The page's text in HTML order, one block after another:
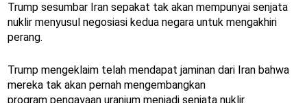
Trump sesumbar Iran sepakat tak akan mempunyai senjata
nuklir menyusul negosiasi kedua negara untuk mengakhiri
perang.
Trump mengeklaim telah mendapat jaminan dari Iran bahwa
mereka tak akan pernah mengembangkan
program pengayaan uranium menjadi senjata nuklir.